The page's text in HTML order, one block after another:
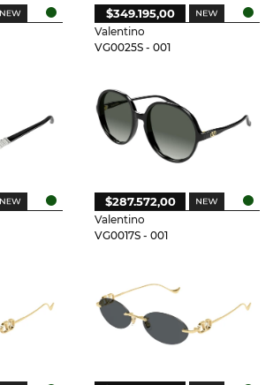
Valentino
VG0025S - 001
$349.195,00
Valentino
VG0017S - 001
$287.572,00